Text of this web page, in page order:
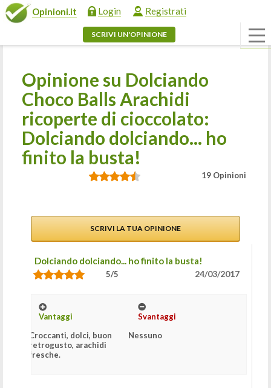
Opinioni.it Login Registrati
SCRIVI UN'OPINIONE
Opinione su Dolciando
Choco Balls Arachidi
ricoperte di cioccolato:
Dolciando dolciando... ho
finito la busta!
19 Opinioni
SCRIVI LA TUA OPINIONE
Dolciando dolciando... ho finito la busta!
5/5 24/03/2017
Vantaggi
Croccanti, dolci, buon
retrogusto, arachidi
fresche.
Svantaggi
Nessuno